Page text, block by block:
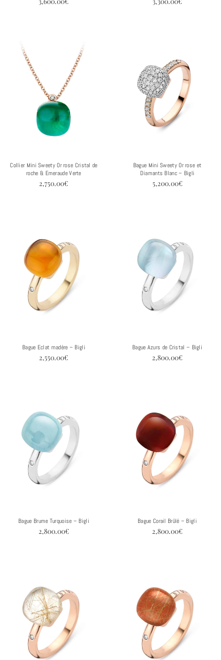
Collier Mini Sweety Or rose Cristal de
roche & Emeraude Verte
2,750.00€
Bague Mini Sweety Or rose et
Diamants Blanc – Bigli
5,200.00€
Bague Eclat madère – Bigli
2,550.00€
Bague Azurs de Cristal – Bigli
2,800.00€
Bague Brume Turquoise – Bigli
2,800.00€
Bague Corail Brûlé – Bigli
2,800.00€